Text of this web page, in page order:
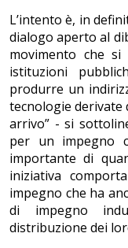
L’intento è, in
dialogo aperto al
movimento che
istituzioni
produrre un
tecnologie derivate
arrivo” - si
per un impegno
importante di
iniziativa
impegno che ha
di impegno
distribuzione dei